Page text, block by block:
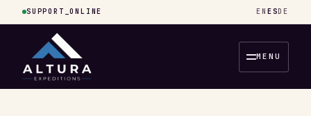
SUPPORT_ONLINE EN ESDE
MENU